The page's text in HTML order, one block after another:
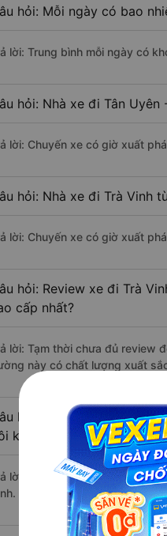
hỏi: Mỗi ngày có bao
lời: Trung bình mỗi ngày có
hỏi: Nhà xe đi Tân
lời: Chuyến xe có giờ xuất
hỏi: Nhà xe đi Trà Vinh
lời: Chuyến xe có giờ xuất
hỏi: Review xe đi Trà
cấp nhất?
lời: Tạm thời chưa đủ review
này có chất lượng xuất
hỏi: Có loại xe Tân
không?
lời: Hiện tại chưa có nhà xe